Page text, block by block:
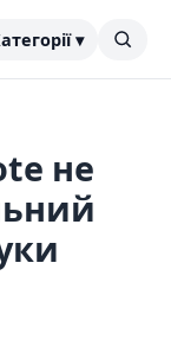
▾
не